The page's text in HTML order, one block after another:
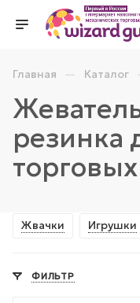
Главная — Каталог
резинка
Жвачки Игрушки
ФИЛЬТР